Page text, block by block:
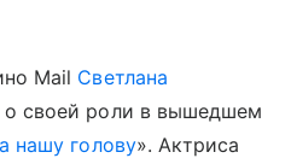
Mail Светлана
о своей роли в вышедшем
нашу голову». Актриса